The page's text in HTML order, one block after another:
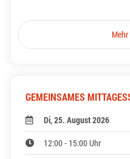
GEMEINSAMES
Di, 25. August 2026
12:00 - 15:00 Uhr